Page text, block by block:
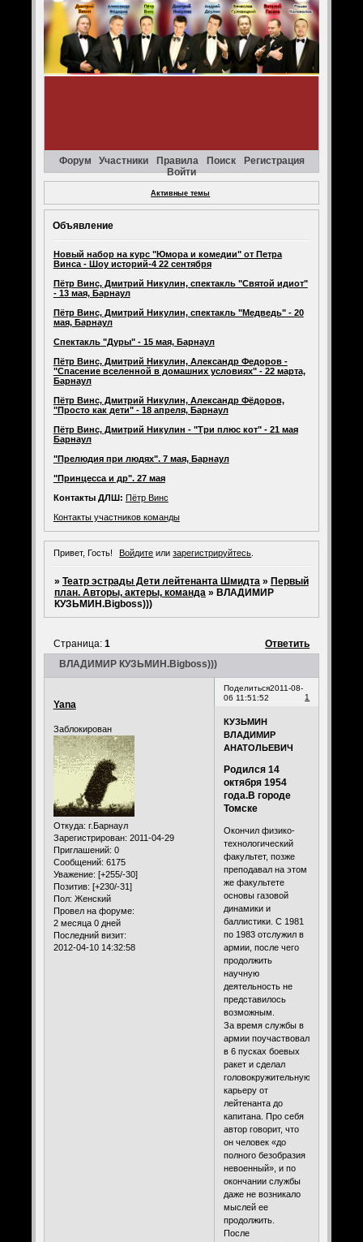
Форум Участники Правила Поиск
Регистрация
Войти
Активные темы
Объявление
Новый набор на курс "Юмора и комедии" от Петра
Винса - Шоу историй-4 22 сентября
Пётр Винс, Дмитрий Никулин, спектакль "Святой идиот"
- 13 мая, Барнаул
Пётр Винс, Дмитрий Никулин, спектакль "Медведь" - 20
мая, Барнаул
Спектакль "Дуры" - 15 мая, Барнаул
Пётр Винс, Дмитрий Никулин, Александр Федоров -
"Спасение вселенной в домашних условиях" - 22 марта,
Барнаул
Пётр Винс, Дмитрий Никулин, Александр Фёдоров,
"Просто как дети" - 18 апреля, Барнаул
Пётр Винс, Дмитрий Никулин - "Три плюс кот" - 21 мая
Барнаул
"Прелюдия при людях". 7 мая, Барнаул
"Принцесса и др". 27 мая
Контакты ДЛШ: Пётр Винс
Контакты участников команды
Привет, Гость! Войдите илизарегистрируйтесь.
» Театр эстрады Дети лейтенанта Шмидта » Первый
план. Авторы, актеры, команда » ВЛАДИМИР
КУЗЬМИН.Bigboss)))
ВЛАДИМИР КУЗЬМИН.Bigboss)))
Страница: 1 Ответить
Поделиться
1
2011-08-
06 11:51:52
Yana
Заблокирован
Откуда: г.Барнаул
Зарегистрирован: 2011-04-29
Приглашений: 0
Сообщений: 6175
Уважение: [+255/-30]
Позитив: [+230/-31]
Пол: Женский
Провел на форуме:
2 месяца 0 дней
Последний визит:
2012-04-10 14:32:58
КУЗЬМИН
ВЛАДИМИР
АНАТОЛЬЕВИЧ
Родился 14
октября 1954
года.В городе
Томске
Окончил физико-
технологический
факультет, позже
преподавал на этом
же факультете
основы газовой
динамики и
баллистики. С 1981
по 1983 отслужил в
армии, после чего
продолжить
научную
деятельность не
представилось
возможным.
За время службы в
армии поучаствовал
в 6 пусках боевых
ракет и сделал
головокружительную
карьеру от
лейтенанта до
капитана. Про себя
автор говорит, что
он человек «до
полного безобразия
невоенный», и по
окончании службы
даже не возникало
мыслей ее
продолжить.
После